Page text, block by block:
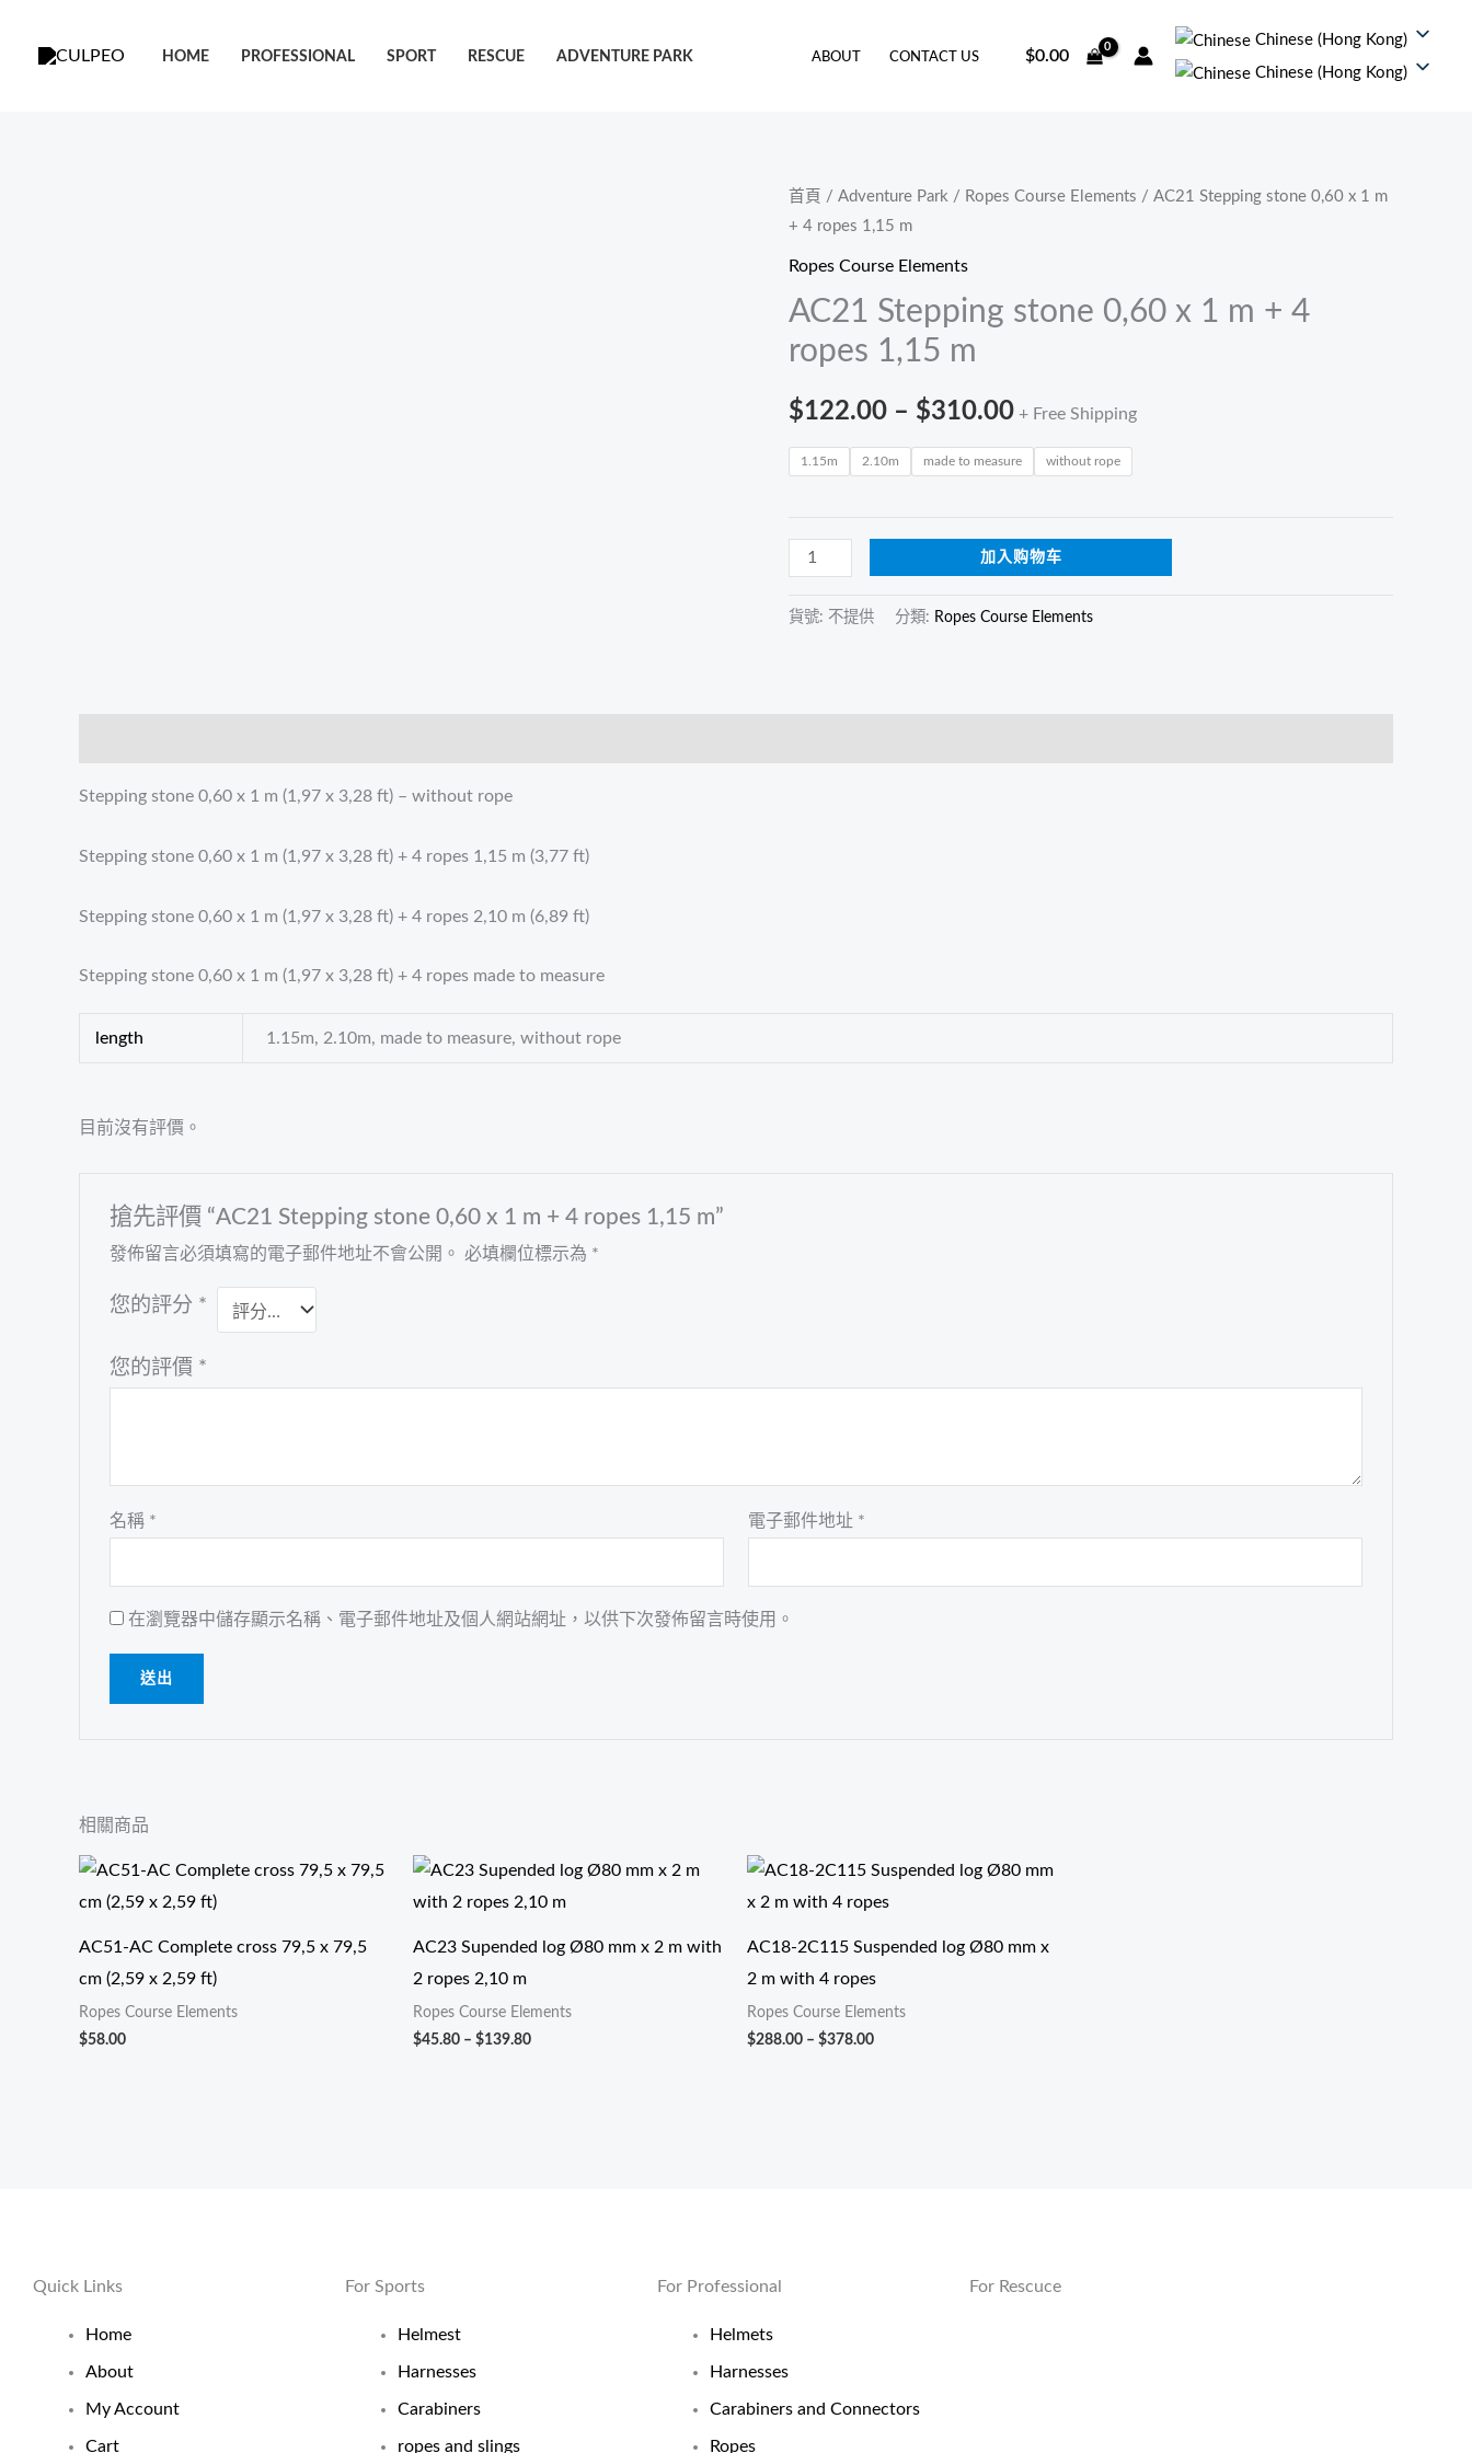
HOME PROFESSIONAL SPORT RESCUE ADVENTURE PARK ABOUT CONTACT US $0.00
Chinese (Hong Kong)
Chinese (Hong Kong)
首頁 / Adventure Park / Ropes Course Elements / AC21 Stepping stone 0,60 x 1 m
+ 4 ropes 1,15 m
Ropes Course Elements
AC21 Stepping stone 0,60 x 1 m + 4
ropes 1,15 m
$122.00 – $310.00
价
范
至
+ Free Shipping
1.15m 2.10m made to measure without rope
AC21
Stepping
stone
x
1
+
4
ropes
m
數
量
加入购物车
貨號: 不提供 分類: Ropes Course Elements
Stepping stone 0,60 x 1 m (1,97 x 3,28 ft) – without rope
Stepping stone 0,60 x 1 m (1,97 x 3,28 ft) + 4 ropes 1,15 m (3,77 ft)
Stepping stone 0,60 x 1 m (1,97 x 3,28 ft) + 4 ropes 2,10 m (6,89 ft)
Stepping stone 0,60 x 1 m (1,97 x 3,28 ft) + 4 ropes made to measure
length 1.15m, 2.10m, made to measure, without rope
目前沒有評價。
搶先評價 “AC21 Stepping stone 0,60 x 1 m + 4 ropes 1,15 m”
發佈留言必須填寫的電子郵件地址不會公開。 必填欄位標示為 *
您的評分 *
您的評價 *
名稱 * 電子郵件地址 *
在瀏覽器中儲存顯示名稱、電子郵件地址及個人網站網址，以供下次發佈留言時使用。
相關商品
AC51-AC Complete cross 79,5 x 79,5
cm (2,59 x 2,59 ft)
Ropes Course Elements
$58.00
AC23 Supended log Ø80 mm x 2 m with
2 ropes 2,10 m
Ropes Course Elements
$45.80 – $139.80
价
范
$45.80
AC18-2C115 Suspended log Ø80 mm x
2 m with 4 ropes
Ropes Course Elements
$288.00 – $378.00
价
范
$288.00
至
$378.00
Quick Links
Home
About
My Account
Cart
For Sports
Helmest
Harnesses
Carabiners
ropes and slings
For Professional
Helmets
Harnesses
Carabiners and Connectors
Ropes
For Rescuce